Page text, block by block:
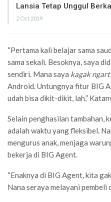
Lansia Tetap Unggul
2 Oct 2019
“Pertama kali belajar sama
sama sekali. Besoknya, saya
sendiri. Mana saya kagak
Android. Untungnya fitur BIG
udah bisa dikit-dikit, lah,”
Selain penghasilan tambahan,
adalah waktu yang fleksibel.
mengurus anak, menjaga
bekerja di BIG Agent.
“Enaknya di BIG Agent, kita
Nana seraya melayani pembeli